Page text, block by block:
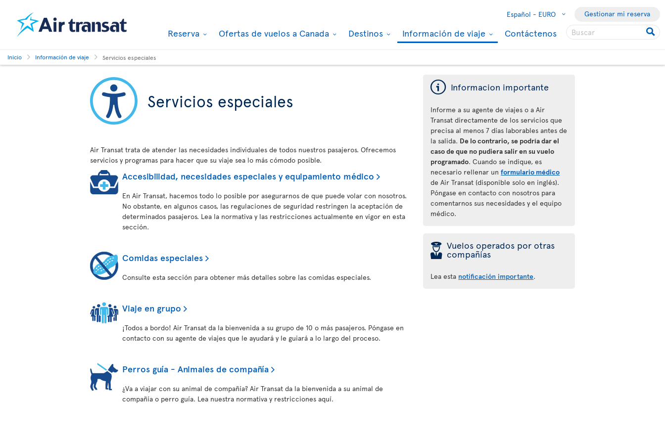
Español - EURO Gestionar mi reserva
Reserva Ofertas de vuelos a Canada Destinos Información de viaje Contáctenos
Inicio Información de viaje Servicios especiales
Servicios especiales
Air Transat trata de atender las necesidades individuales de todos nuestros pasajeros. Ofrecemos
servicios y programas para hacer que su viaje sea lo más cómodo posible.
Accesibilidad, necesidades especiales y equipamiento médico
En Air Transat, hacemos todo lo posible por asegurarnos de que puede volar con nosotros.
No obstante, en algunos casos, las regulaciones de seguridad restringen la aceptación de
determinados pasajeros. Lea la normativa y las restricciones actualmente en vigor en esta
sección.
Comidas especiales
Consulte esta sección para obtener más detalles sobre las comidas especiales.
Viaje en grupo
¡Todos a bordo! Air Transat da la bienvenida a su grupo de 10 o más pasajeros. Póngase en
contacto con su agente de viajes que le ayudará y le guiará a lo largo del proceso.
Perros guía - Animales de compañía
¿Va a viajar con su animal de compañía? Air Transat da la bienvenida a su animal de
compañía o perro guía. Lea nuestra normativa y restricciones aquí.
ý Informacion importante
Informe a su agente de viajes o a Air
Transat directamente de los servicios que
precisa al menos 7 días laborables antes de
la salida. De lo contrario, se podría dar el
caso de que no pudiera salir en su vuelo
programado. Cuando se indique, es
necesario rellenar unformulario médico
de Air Transat (disponible solo en inglés).
Póngase en contacto con nosotros para
comentarnos sus necesidades y el equipo
médico.
þ Vuelos operados por otras
compañías
Lea esta notificación importante.